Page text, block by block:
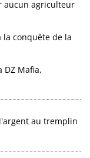
aucun agriculteur
la conquête de la
DZ Mafia,
au tremplin